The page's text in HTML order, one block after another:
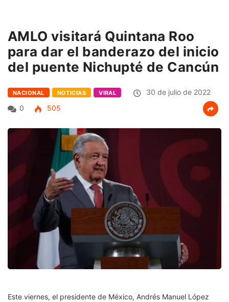
AMLO visitará Quintana Roo
para dar el banderazo del inicio
del puente Nichupté de Cancún
NACIONAL NOTICIAS VIRAL
30 de julio de 2022
0
505
Este viernes, el presidente de México, Andrés Manuel López